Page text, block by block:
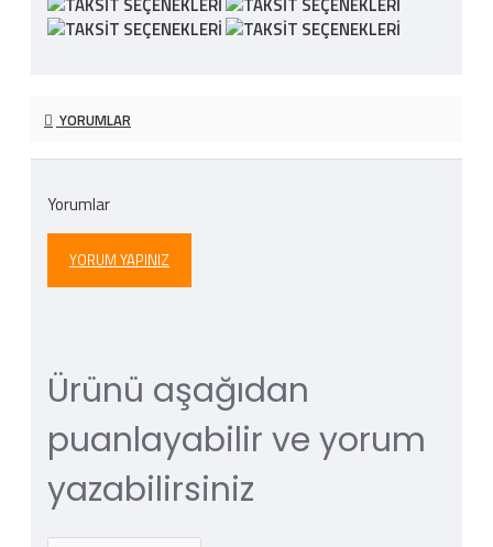
YORUMLAR
Yorumlar
YORUM YAPINIZ
Ürünü aşağıdan
puanlayabilir ve yorum
yazabilirsiniz